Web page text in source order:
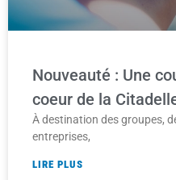
Nouveauté : Une
coeur de la
À destination des groupes,
entreprises,
LIRE PLUS